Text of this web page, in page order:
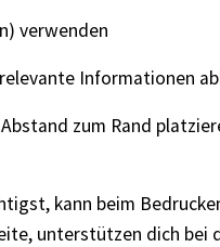
verwenden
Informationen
zum Rand
kann beim
unterstützen dich bei